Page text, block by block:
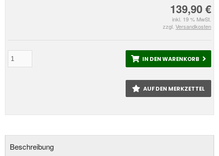
139,90 €
inkl. 19 % MwSt.
zzgl. Versandkosten
IN DEN WARENKORB
AUF DEN MERKZETTEL
Beschreibung